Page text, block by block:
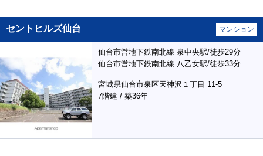
セントヒルズ仙台 マンション
仙台市営地下鉄南北線 泉中央駅/徒歩29分
仙台市営地下鉄南北線 八乙女駅/徒歩33分
宮城県仙台市泉区天神沢１丁目 11-5
7階建 / 築36年